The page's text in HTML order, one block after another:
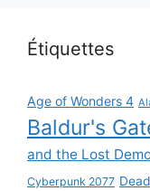
Étiquettes
Age of Wonders 4
Baldur's
and the Lost
Cyberpunk 2077